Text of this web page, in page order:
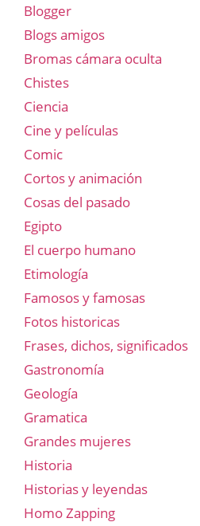
Blogger
Blogs amigos
Bromas cámara oculta
Chistes
Ciencia
Cine y películas
Comic
Cortos y animación
Cosas del pasado
Egipto
El cuerpo humano
Etimología
Famosos y famosas
Fotos historicas
Frases, dichos, significados
Gastronomía
Geología
Gramatica
Grandes mujeres
Historia
Historias y leyendas
Homo Zapping